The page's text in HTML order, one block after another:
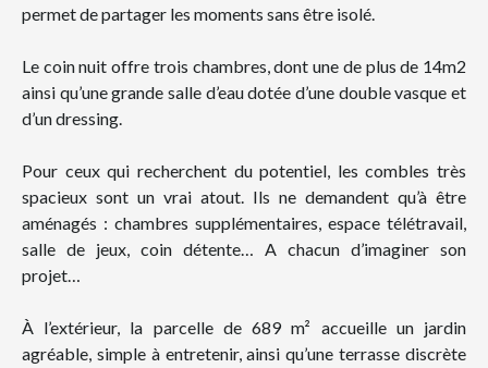
permet de partager les moments sans être isolé.
Le coin nuit offre trois chambres, dont une de plus de 14m2
ainsi qu’une grande salle d’eau dotée d’une double vasque et
d’un dressing.
Pour ceux qui recherchent du potentiel, les combles très
spacieux sont un vrai atout. Ils ne demandent qu’à être
aménagés : chambres supplémentaires, espace télétravail,
salle de jeux, coin détente… A chacun d’imaginer son
projet…
À l’extérieur, la parcelle de 689 m² accueille un jardin
agréable, simple à entretenir, ainsi qu’une terrasse discrète